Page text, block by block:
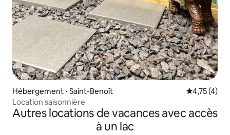
Hébergement ⋅ Saint-Benoît Évaluation
4,75 (4)
Location saisonnière
Autres locations de vacances avec accès
à un lac